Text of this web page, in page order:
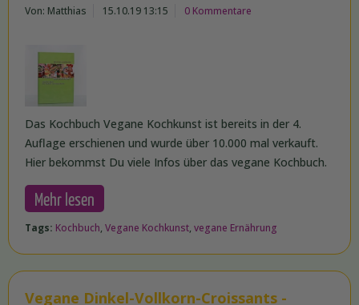
Von: Matthias 15.10.19 13:15 0 Kommentare
Das Kochbuch Vegane Kochkunst ist bereits in der 4.
Auflage erschienen und wurde über 10.000 mal verkauft.
Hier bekommst Du viele Infos über das vegane Kochbuch.
Mehr lesen
Tags: Kochbuch, Vegane Kochkunst, vegane Ernährung
Vegane Dinkel-Vollkorn-Croissants -